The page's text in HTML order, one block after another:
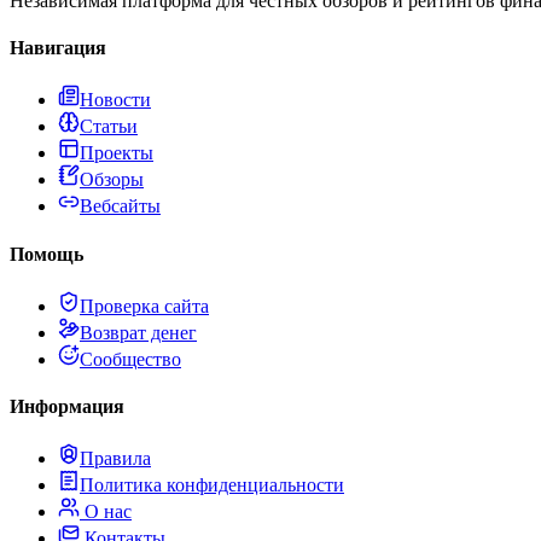
Навигация
Новости
Статьи
Проекты
Обзоры
Вебсайты
Помощь
Проверка сайта
Возврат денег
Сообщество
Информация
Правила
Политика конфиденциальности
О нас